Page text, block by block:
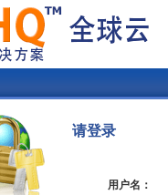
请登录
用户名：